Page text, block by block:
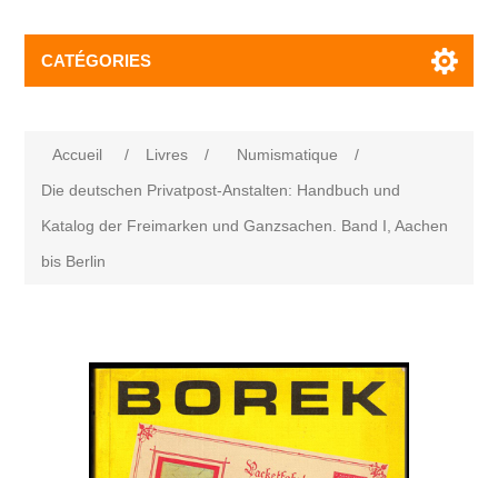
CATÉGORIES
Accueil / Livres / Numismatique
/
Die deutschen Privatpost-Anstalten: Handbuch und
Katalog der Freimarken und Ganzsachen. Band I, Aachen
bis Berlin